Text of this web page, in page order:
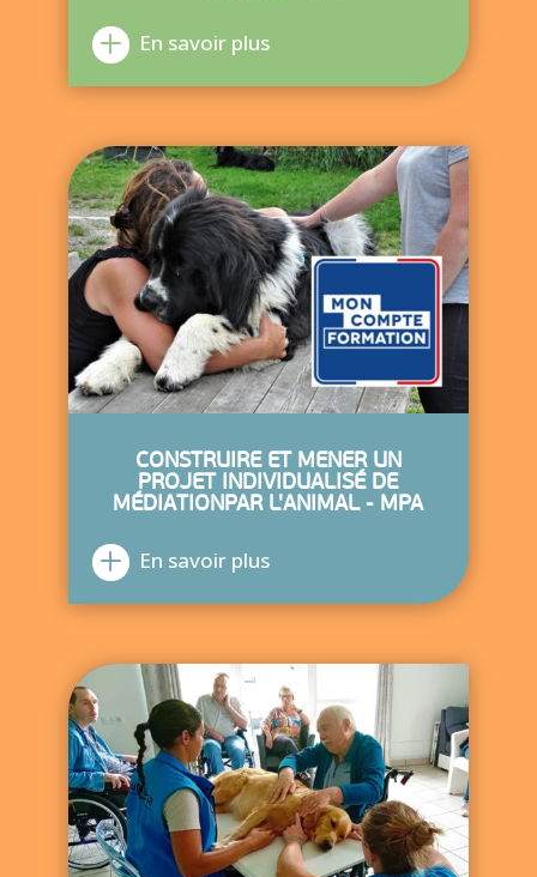
En savoir plus
CONSTRUIRE ET MENER UN
PROJET INDIVIDUALISÉ DE
MÉDIATIONPAR L'ANIMAL - MPA
En savoir plus